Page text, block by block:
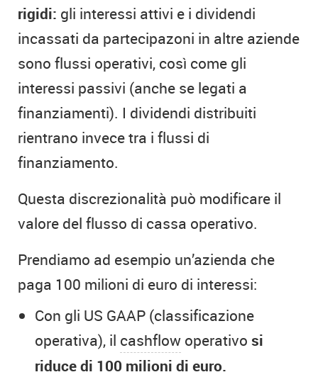
rigidi: gli interessi attivi e i dividendi
incassati da partecipazoni in altre aziende
sono flussi operativi, così come gli
interessi passivi (anche se legati a
finanziamenti). I dividendi distribuiti
rientrano invece tra i flussi di
finanziamento.
Questa discrezionalità può modificare il
valore del flusso di cassa operativo.
Prendiamo ad esempio un’azienda che
paga 100 milioni di euro di interessi:
Con gli US GAAP (classificazione
operativa), il cashflow operativo si
riduce di 100 milioni di euro.